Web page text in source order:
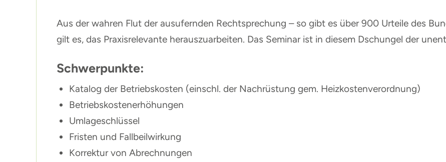
Aus der wahren Flut der ausufernden Rechtsprechung – so gibt es über 900 Urteile des
gilt es, das Praxisrelevante herauszuarbeiten. Das Seminar ist in diesem Dschungel der
Schwerpunkte:
Katalog der Betriebskosten (einschl. der Nachrüstung gem. Heizkostenverordnung)
Betriebskostenerhöhungen
Umlageschlüssel
Fristen und Fallbeilwirkung
Korrektur von Abrechnungen